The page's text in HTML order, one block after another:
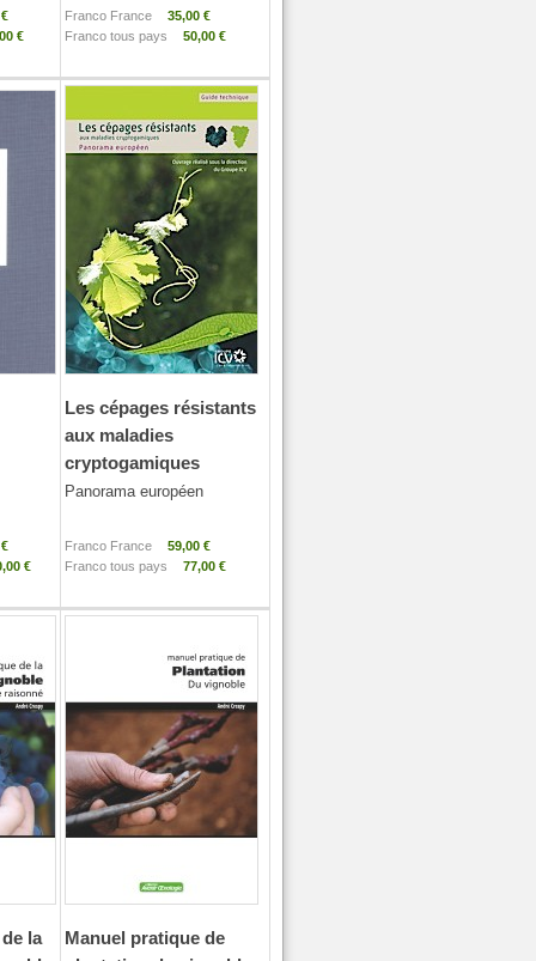
€
Franco France
35,00 €
Franco tous pays
50,00 €
€
Les cépages résistants
aux maladies
cryptogamiques
Panorama européen
Franco France
59,00 €
Franco tous pays
77,00 €
la
Manuel pratique de